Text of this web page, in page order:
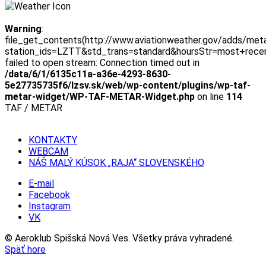
Warning:
file_get_contents(http://www.aviationweather.gov/adds/
failed to open stream: Connection timed out in
/data/6/1/6135c11a-a36e-4293-8630-
5e27735735f6/lzsv.sk/web/wp-content/plugins/wp-taf-
metar-widget/WP-TAF-METAR-Widget.php on line 114
TAF / METAR
KONTAKTY
WEBCAM
NÁŠ MALÝ KÚSOK „RAJA“ SLOVENSKÉHO
E-mail
Facebook
Instagram
VK
© Aeroklub Spišská Nová Ves. Všetky práva vyhradené.
Späť hore